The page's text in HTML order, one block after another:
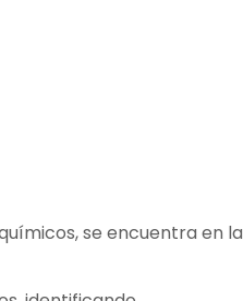
se encuentra en la